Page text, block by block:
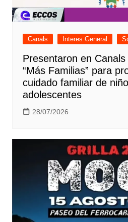
Canals Interes General
Presentaron en
“Más Familias” para
cuidado familiar de
adolescentes
28/07/2026